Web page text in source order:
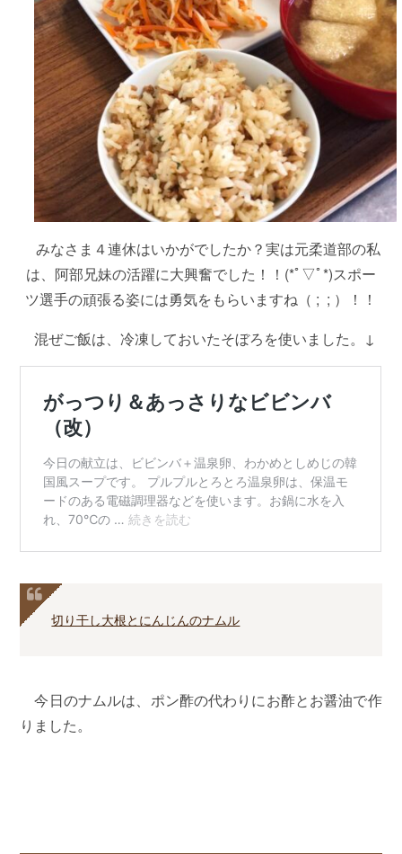
みなさま４連休はいかがでしたか？実は元柔道部の私
は、阿部兄妹の活躍に大興奮でした！！(*ﾟ▽ﾟ*)スポー
ツ選手の頑張る姿には勇気をもらいますね（ ; ; ）！！
混ぜご飯は、冷凍しておいたそぼろを使いました。↓
切り干し大根とにんじんのナムル
今日のナムルは、ポン酢の代わりにお酢とお醤油で作
りました。